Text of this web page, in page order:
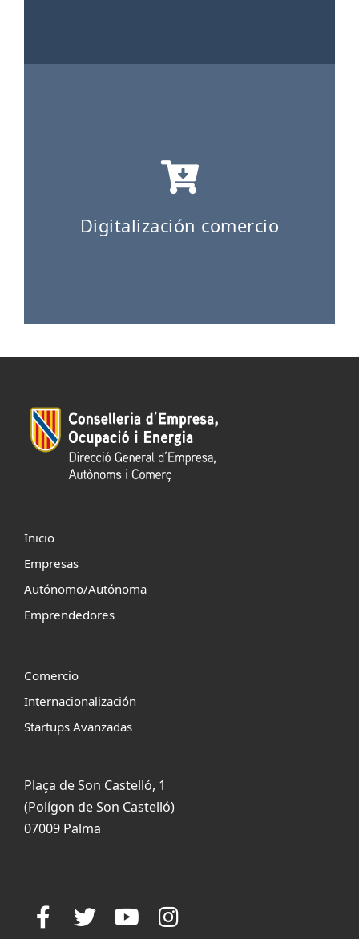
Digitalización comercio
Inicio
Empresas
Autónomo/Autónoma
Emprendedores
Comercio
Internacionalización
Startups Avanzadas
Plaça de Son Castelló, 1
(Polígon de Son Castelló)
07009 Palma